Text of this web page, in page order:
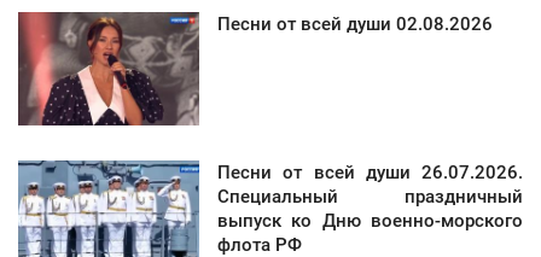
Песни от всей души 02.08.2026
Песни от всей души 26.07.2026.
Специальный праздничный
выпуск ко Дню военно-морского
флота РФ